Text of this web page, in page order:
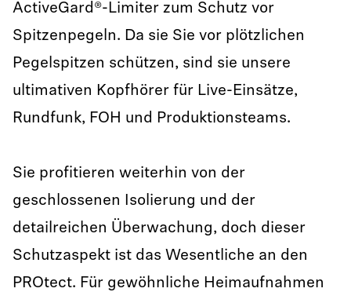
ActiveGard®-Limiter zum Schutz vor
Spitzenpegeln. Da sie Sie vor plötzlichen
Pegelspitzen schützen, sind sie unsere
ultimativen Kopfhörer für Live-Einsätze,
Rundfunk, FOH und Produktionsteams.
Sie profitieren weiterhin von der
geschlossenen Isolierung und der
detailreichen Überwachung, doch dieser
Schutzaspekt ist das Wesentliche an den
PROtect. Für gewöhnliche Heimaufnahmen